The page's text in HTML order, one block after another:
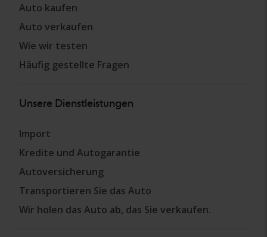
Auto kaufen
Auto verkaufen
Wie wir testen
Häufig gestellte Fragen
Unsere Dienstleistungen
Import
Kredite und Autogarantie
Autoversicherung
Transportieren Sie das Auto
Wir holen das Auto ab, das Sie verkaufen.